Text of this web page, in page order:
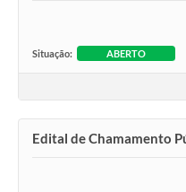
Telefones Úteis
Emprega
Situação: ABERTO
Edital de Chamamento